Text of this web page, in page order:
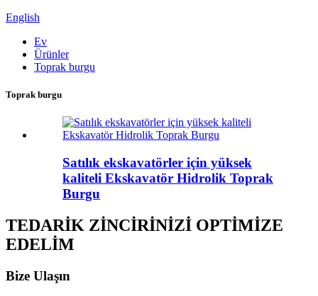
English
Ev
Ürünler
Toprak burgu
Toprak burgu
Satılık ekskavatörler için yüksek
kaliteli Ekskavatör Hidrolik Toprak
Burgu
TEDARİK ZİNCİRİNİZİ OPTİMİZE
EDELİM
Bize Ulaşın